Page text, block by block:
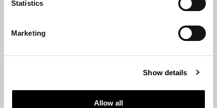
Statistics
Marketing
Show details
Allow all